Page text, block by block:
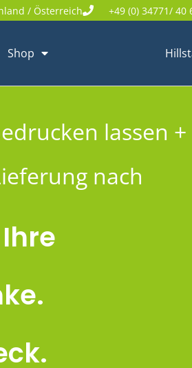
/ Österreich +49 (0) 34771/ 40
Shop
lassen +
nach